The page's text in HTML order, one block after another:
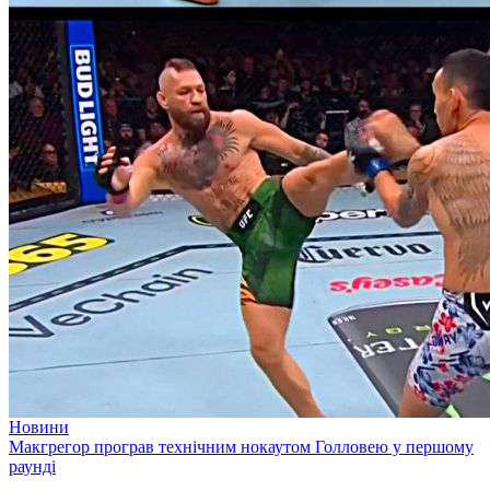
Новини
Макгрегор програв технічним нокаутом Голловею у першому
раунді